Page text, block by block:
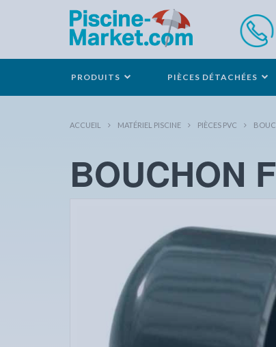
PRODUITS PIÈCES DÉTACHÉES
ACCUEIL MATÉRIEL PISCINE PIÈCES PVC
BOUCHON